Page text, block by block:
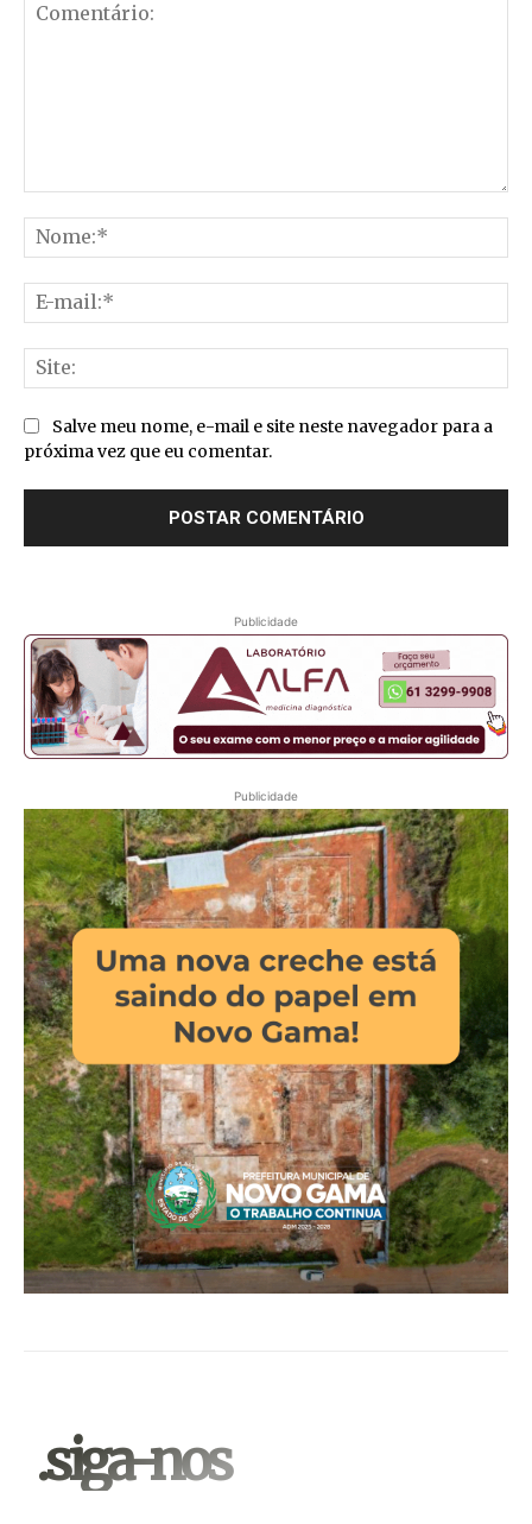
Salve meu nome, e-mail e site neste navegador para a
próxima vez que eu comentar.
Publicidade
Publicidade
.siga-nos